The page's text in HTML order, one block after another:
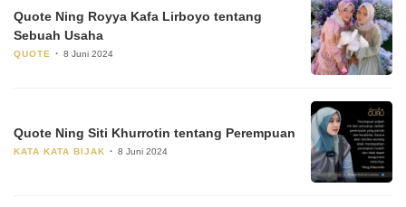
Quote Ning Royya Kafa Lirboyo tentang
Sebuah Usaha
QUOTE 8 Juni 2024
Quote Ning Siti Khurrotin tentang Perempuan
KATA KATA BIJAK 8 Juni 2024